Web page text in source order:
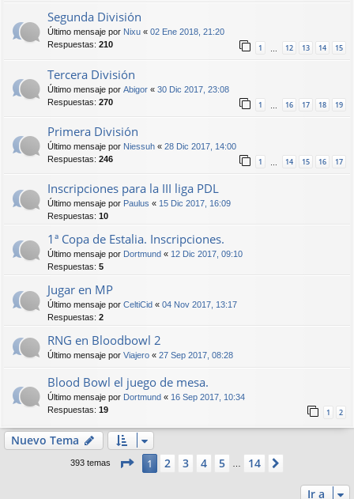
Segunda División
Último mensaje por Nixu « 02 Ene 2018, 21:20
Respuestas: 210 1 12 13 14 15
Tercera División
Último mensaje por Abigor « 30 Dic 2017, 23:08
Respuestas: 270 1 16 17 18 19
Primera División
Último mensaje por Niessuh « 28 Dic 2017, 14:00
Respuestas: 246 1 14 15 16 17
Inscripciones para la III liga PDL
Último mensaje por Paulus « 15 Dic 2017, 16:09
Respuestas: 10
1ª Copa de Estalia. Inscripciones.
Último mensaje por Dortmund « 12 Dic 2017, 09:10
Respuestas: 5
Jugar en MP
Último mensaje por CeltiCid « 04 Nov 2017, 13:17
Respuestas: 2
RNG en Bloodbowl 2
Último mensaje por Viajero « 27 Sep 2017, 08:28
Blood Bowl el juego de mesa.
Último mensaje por Dortmund « 16 Sep 2017, 10:34
Respuestas: 19 1 2
Nuevo Tema
393 temas Página de 14
1 2 3 4 5 14
Ir a